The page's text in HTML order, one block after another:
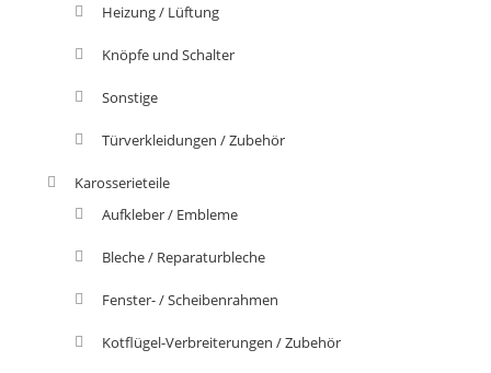
Heizung / Lüftung
Knöpfe und Schalter
Sonstige
Türverkleidungen / Zubehör
Karosserieteile
Aufkleber / Embleme
Bleche / Reparaturbleche
Fenster- / Scheibenrahmen
Kotflügel-Verbreiterungen / Zubehör